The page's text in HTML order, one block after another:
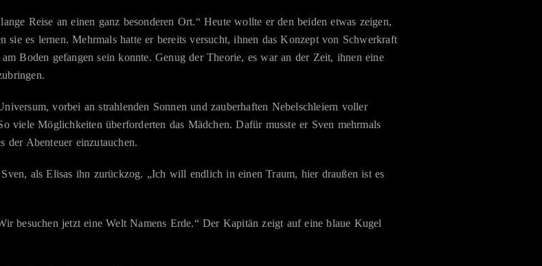
Reise an einen ganz besonderen Ort.“ Heute wollte er den beiden etwas zeigen,
sie es lernen. Mehrmals hatte er bereits versucht, ihnen das Konzept von Schwerkraft
Boden gefangen sein konnte. Genug der Theorie, es war an der Zeit, ihnen eine
vorbei an strahlenden Sonnen und zauberhaften Nebelschleiern voller
viele Möglichkeiten überforderten das Mädchen. Dafür musste er Sven mehrmals
der Abenteuer einzutauchen.
als Elisas ihn zurückzog. „Ich will endlich in einen Traum, hier draußen ist es
besuchen jetzt eine Welt Namens Erde.“ Der Kapitän zeigt auf eine blaue Kugel